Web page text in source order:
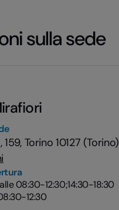
sulla sede
159, Torino 10127 (Torino)
08:30-12:30;14:30-18:30
12:30